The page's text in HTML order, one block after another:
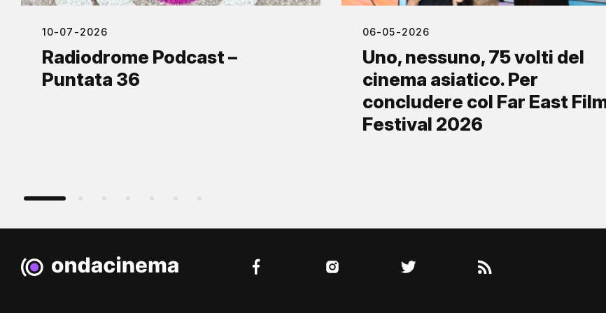
10-07-2026
Radiodrome Podcast –
Puntata 36
06-05-2026
Uno, nessuno, 75 volti del
cinema asiatico. Per
concludere col Far East
Festival 2026